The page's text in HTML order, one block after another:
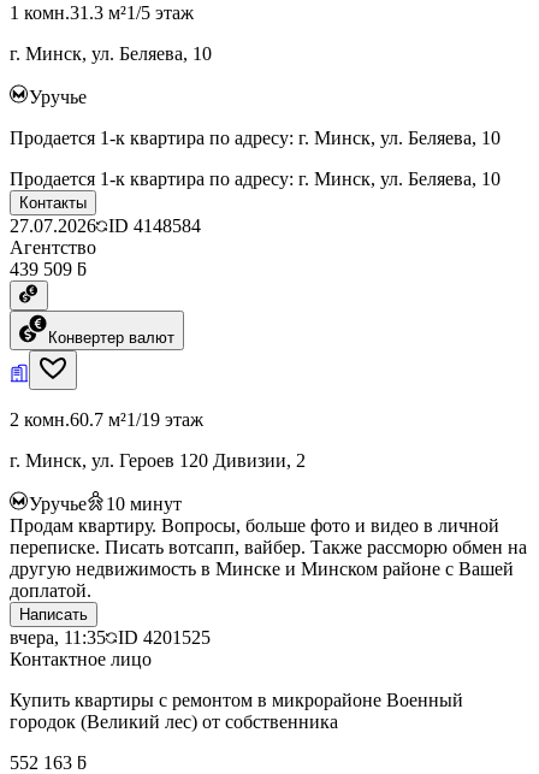
1 комн.31.3 м²1/5 этаж
г. Минск, ул. Беляева, 10
Уручье
Продается 1-к квартира по адресу: г. Минск, ул. Беляева, 10
Продается 1-к квартира по адресу: г. Минск, ул. Беляева, 10
Контакты
27.07.2026 ID 4148584
Агентство
439 509 ƃ
Конвертер валют
2 комн.60.7 м²1/19 этаж
г. Минск, ул. Героев 120 Дивизии, 2
Уручье 10 минут
Продам квартиру. Вопросы, больше фото и видео в личной
переписке. Писать вотсапп, вайбер. Также рассморю обмен на
другую недвижимость в Минске и Минском районе с Вашей
доплатой.
Написать
вчера, 11:35 ID 4201525
Контактное лицо
Купить квартиры с ремонтом в микрорайоне Военный
городок (Великий лес) от собственника
552 163 ƃ